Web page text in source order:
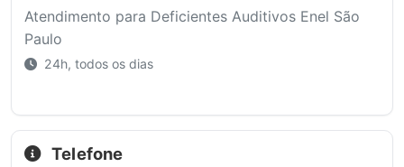
Atendimento para Deficientes Auditivos Enel São
Paulo
24h, todos os dias
Telefone